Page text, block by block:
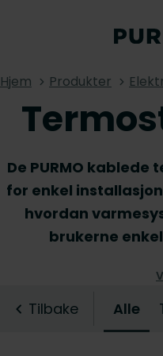
Hjem Produkter
De PURMO
for enkel
hvordan
brukerne
sette ønskede
fuktighet osv.,
komfortabelt
Tilbake Alle